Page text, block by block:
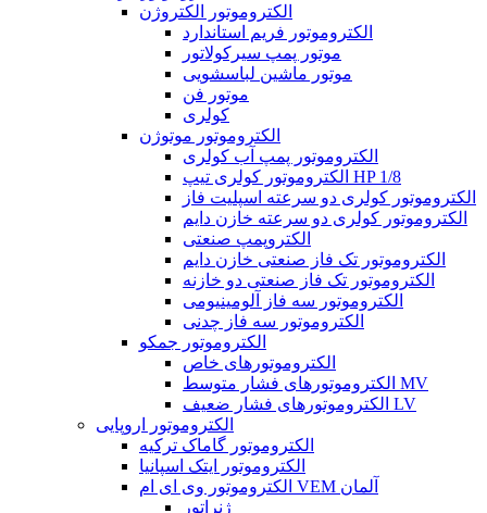
الکتروموتور الکتروژن
الکتروموتور فریم استاندارد
موتور پمپ سیرکولاتور
موتور ماشین لباسشویی
موتور فن
کولری
الکتروموتور موتوژن
الکتروموتور پمپ آب کولری
الکتروموتور کولری تیپ HP 1/8
الکتروموتور کولری دو سرعته اسپلیت فاز
الکتروموتور کولری دو سرعته خازن دایم
الکتروپمپ صنعتی
الکتروموتور تک فاز صنعتی خازن دایم
الکتروموتور تک فاز صنعتی دو خازنه
الکتروموتور سه فاز آلومینیومی
الکتروموتور سه فاز چدنی
الکتروموتور جمکو
الکتروموتورهای خاص
الکتروموتورهای فشار متوسط MV
الکتروموتورهای فشار ضعیف LV
الکتروموتور اروپایی
الکتروموتور گاماک ترکیه
الکتروموتور ایتک اسپانیا
الکتروموتور وی ای ام VEM آلمان
ژنراتور